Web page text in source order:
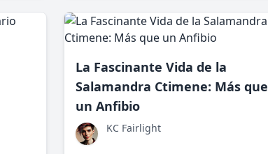
discurso ambiental.
La Fascinante Vida de la
Salamandra Ctimene: Más que
un Anfibio
KC Fairlight